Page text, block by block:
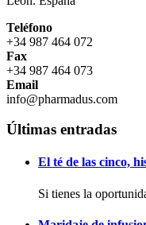
Teléfono
+34 987 464 072
Fax
+34 987 464 073
Email
info@pharmadus.com
Últimas entradas
El té de las cinco,
Si tienes la